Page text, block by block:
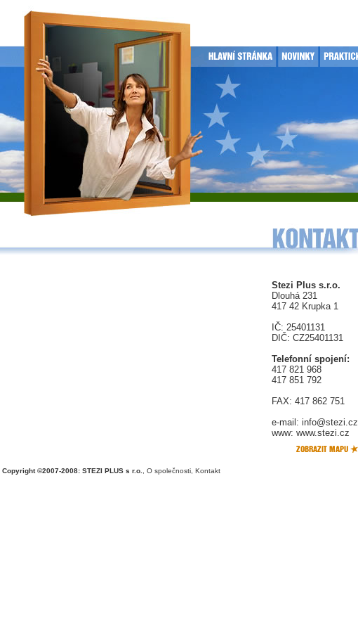
Stezi Plus s.r.o.
Dlouhá 231
417 42 Krupka 1
IČ: 25401131
DIČ: CZ25401131
Telefonní spojení:
417 821 968
417 851 792
FAX: 417 862 751
e-mail: info@stezi.cz
www: www.stezi.cz
Copyright ©2007-2008: STEZI PLUS s r.o. O společnosti Kontakt